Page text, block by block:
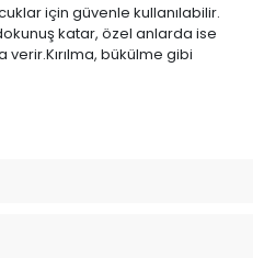
için güvenle kullanılabilir.
katar, özel anlarda ise
bükülme gibi